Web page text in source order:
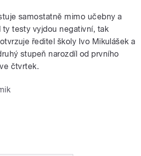
samostatně mimo učebny a
testy vyjdou negativní, tak
ředitel školy Ivo Mikulášek a
stupeň narozdíl od prvního
čtvrtek.